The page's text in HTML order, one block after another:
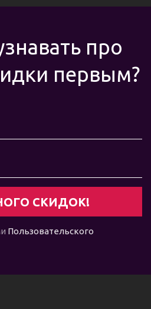
про
первым?
Пользовательского